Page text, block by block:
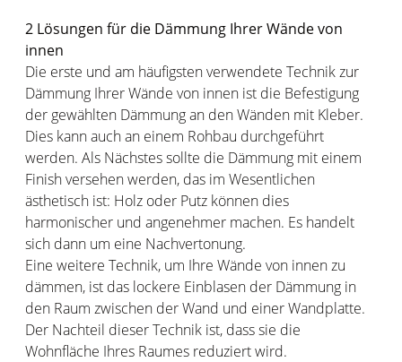
2 Lösungen für die Dämmung Ihrer Wände von
innen
Die erste und am häufigsten verwendete Technik zur
Dämmung Ihrer Wände von innen ist die Befestigung
der gewählten Dämmung an den Wänden mit Kleber.
Dies kann auch an einem Rohbau durchgeführt
werden. Als Nächstes sollte die Dämmung mit einem
Finish versehen werden, das im Wesentlichen
ästhetisch ist: Holz oder Putz können dies
harmonischer und angenehmer machen. Es handelt
sich dann um eine Nachvertonung.
Eine weitere Technik, um Ihre Wände von innen zu
dämmen, ist das lockere Einblasen der Dämmung in
den Raum zwischen der Wand und einer Wandplatte.
Der Nachteil dieser Technik ist, dass sie die
Wohnfläche Ihres Raumes reduziert wird.